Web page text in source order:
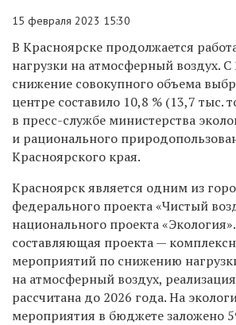
15 февраля 2023 15:30
В Красноярске продолжается
нагрузки на атмосферный воздух. С
снижение совокупного объема
центре составило 10,8 % (13,7 тыс.
в пресс-службе министерства
и рационального
Красноярского края.
Красноярск является одним из
федерального проекта «Чистый
национального проекта
составляющая проекта —
мероприятий по снижению
на атмосферный воздух,
рассчитана до 2026 года. На
мероприятия в бюджете заложено